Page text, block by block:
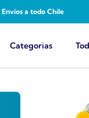
Envíos a todo Chile
Categorias